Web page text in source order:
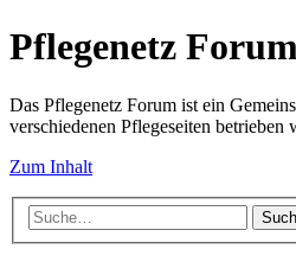
Pflegenetz
Das Pflegenetz Forum ist ein
verschiedenen Pflegeseiten betrieben
Zum Inhalt